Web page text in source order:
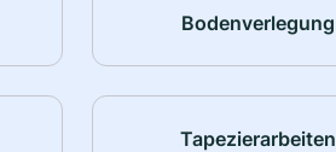
Bodenverlegung
Tapezierarbeiten